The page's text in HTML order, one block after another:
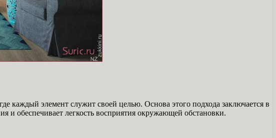
каждый элемент служит своей целью. Основа этого подхода заключается в
и обеспечивает легкость восприятия окружающей обстановки.